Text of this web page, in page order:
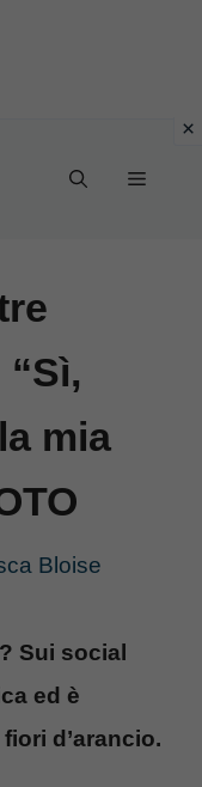
Menu
mia
Bloise
Sui social
ed è
d’arancio.